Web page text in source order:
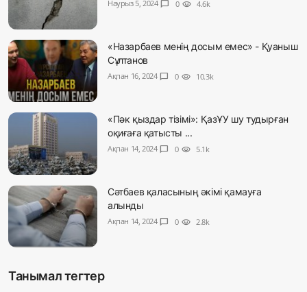
Наурыз 5, 2024 chat_bubble 0 visibility 4.6k
«Назарбаев менің досым емес» - Қуаныш
Сұлтанов
Ақпан 16, 2024 chat_bubble 0 visibility 10.3k
«Пәк қыздар тізімі»: ҚазҰУ шу тудырған
оқиғаға қатысты ...
Ақпан 14, 2024 chat_bubble 0 visibility 5.1k
Сәтбаев қаласының әкімі қамауға
алынды
Ақпан 14, 2024 chat_bubble 0 visibility 2.8k
Танымал тегтер